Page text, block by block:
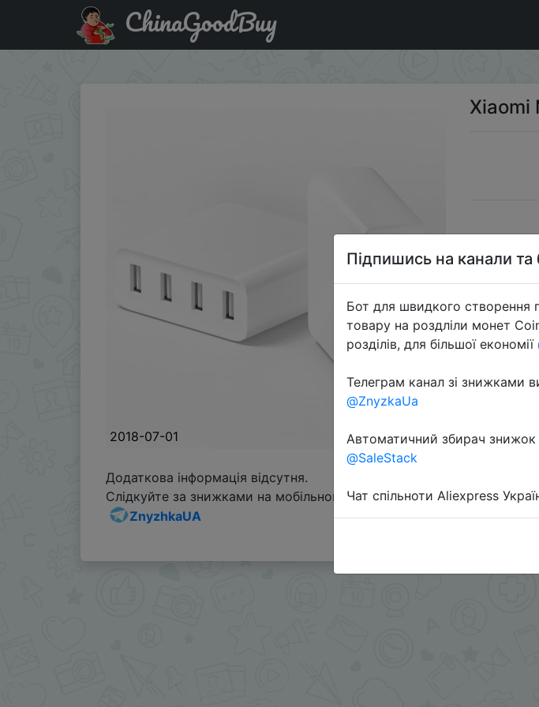
Знижка на Xiaomi MI 4 порта USB-зарядное устройство.
ChinaGoodBuy
2018-07-01
Xiaomi
Додаткова інформація відсутня.
Слідкуйте за знижками на мобільному, в телеграм каналі:
ZnyzhkaUA
Підпишись на канали та
Бот для швидкого створення
товару на роздліли монет
розділів, для більшої економії
Телеграм канал зі знижками
@ZnyzkaUa
Автоматичний збирач знижок
@SaleStack
Чат спільноти Aliexpress